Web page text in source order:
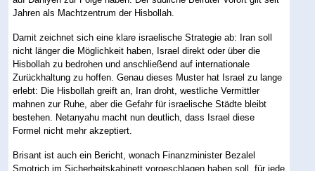
Jahren als Machtzentrum der Hisbollah.
Damit zeichnet sich eine klare israelische Strategie ab: Iran soll
nicht länger die Möglichkeit haben, Israel direkt oder über die
Hisbollah zu bedrohen und anschließend auf internationale
Zurückhaltung zu hoffen. Genau dieses Muster hat Israel zu lange
erlebt: Die Hisbollah greift an, Iran droht, westliche Vermittler
mahnen zur Ruhe, aber die Gefahr für israelische Städte bleibt
bestehen. Netanyahu macht nun deutlich, dass Israel diese
Formel nicht mehr akzeptiert.
Brisant ist auch ein Bericht, wonach Finanzminister Bezalel
Smotrich im Sicherheitskabinett vorgeschlagen haben soll, für jede